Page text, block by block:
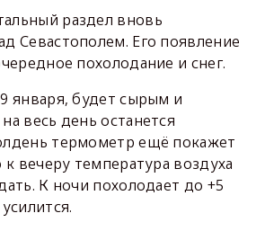
раздел вновь
Севастополем. Его появление
похолодание и снег.
января, будет сырым и
весь день останется
термометр ещё покажет
к вечеру температура воздуха
К ночи похолодает до +5